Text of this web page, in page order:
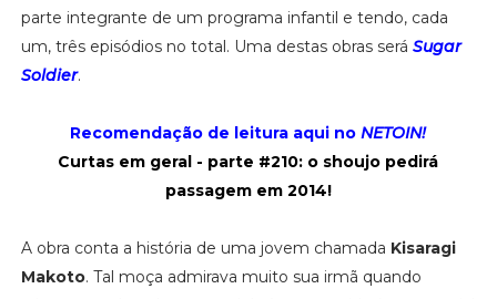
parte integrante de um programa infantil e tendo, cada
um, três episódios no total. Uma destas obras será Sugar
Soldier.
Recomendação de leitura aqui noNETOIN!
Curtas em geral - parte #210: o shoujo pedirá
passagem em 2014!
A obra conta a história de uma jovem chamada Kisaragi
Makoto. Tal moça admirava muito sua irmã quando